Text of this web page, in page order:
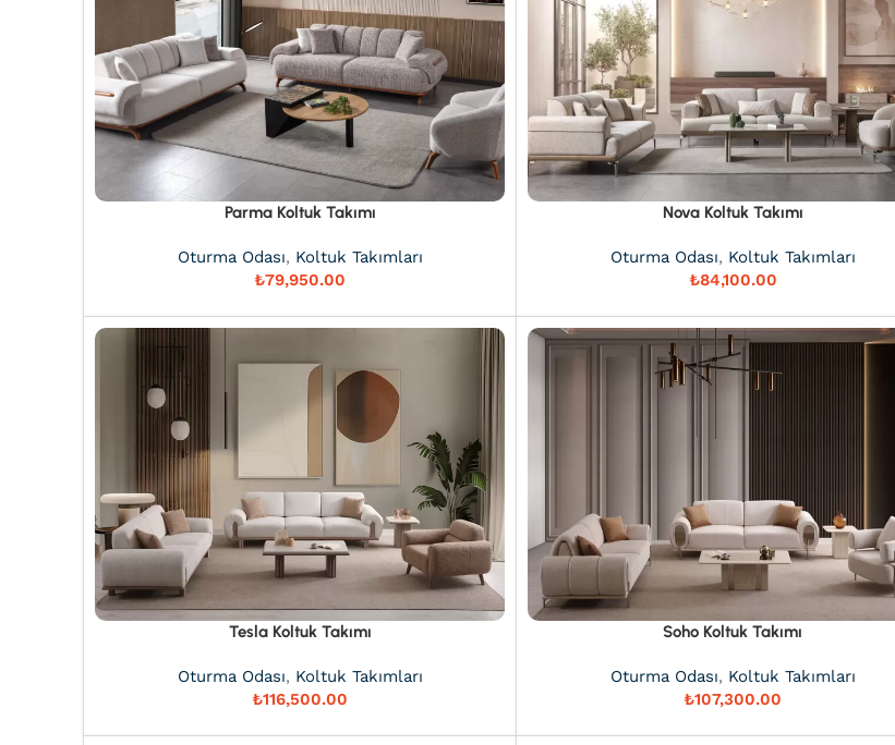
Parma Koltuk Takımı
Oturma Odası, Koltuk Takımları
₺
Nova Koltuk Takımı
Oturma Odası, Koltuk Takımları
₺
Tesla Koltuk Takımı
Oturma Odası, Koltuk Takımları
₺
Soho Koltuk Takımı
Oturma Odası, Koltuk Takımları
₺